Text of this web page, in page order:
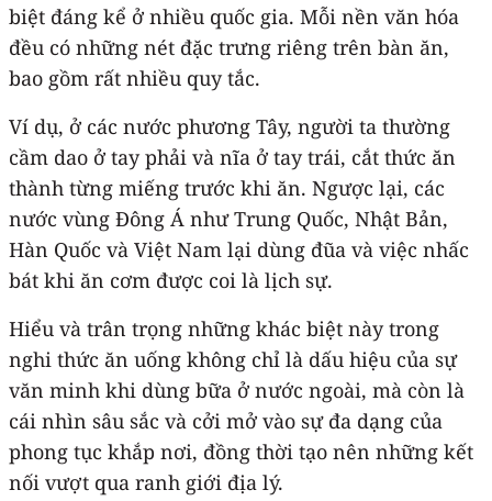
biệt đáng kể ở nhiều quốc gia. Mỗi nền văn hóa
đều có những nét đặc trưng riêng trên bàn ăn,
bao gồm rất nhiều quy tắc.
Ví dụ, ở các nước phương Tây, người ta thường
cầm dao ở tay phải và nĩa ở tay trái, cắt thức ăn
thành từng miếng trước khi ăn. Ngược lại, các
nước vùng Đông Á như Trung Quốc, Nhật Bản,
Hàn Quốc và Việt Nam lại dùng đũa và việc nhấc
bát khi ăn cơm được coi là lịch sự.
Hiểu và trân trọng những khác biệt này trong
nghi thức ăn uống không chỉ là dấu hiệu của sự
văn minh khi dùng bữa ở nước ngoài, mà còn là
cái nhìn sâu sắc và cởi mở vào sự đa dạng của
phong tục khắp nơi, đồng thời tạo nên những kết
nối vượt qua ranh giới địa lý.